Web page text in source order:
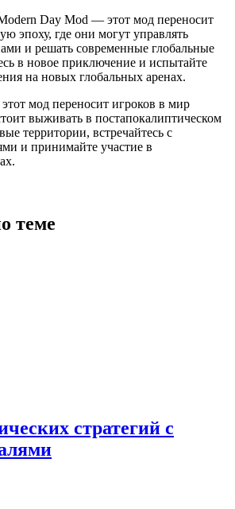
Day Mod — этот мод переносит
эпоху, где они могут управлять
и решать современные глобальные
в новое приключение и испытайте
на новых глобальных аренах.
мод переносит игроков в мир
выживать в постапокалиптическом
территории, встречайтесь с
и принимайте участие в
теме
стратегий с